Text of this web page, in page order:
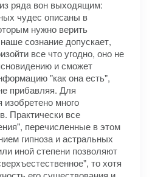
ряда вон выходящим:
чудес описаны в
нужно верить
сознание допускает,
все что угодно, оно не
и сможет
"как она есть",
прибавляя. Для
много
Практически все
перечисленные в этом
гипноза и астральных
иной степени позволяют
то хотя